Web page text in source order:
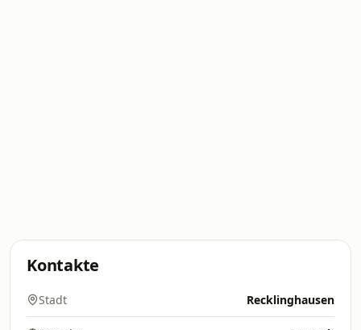
Kontakte
Stadt Recklinghausen